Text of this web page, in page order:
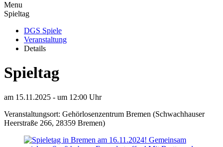
Menu
Spieltag
DGS Spiele
Veranstaltung
Details
Spieltag
am 15.11.2025 - um 12:00 Uhr
Veranstaltungsort: Gehörlosenzentrum Bremen (Schwachhauser
Heerstraße 266, 28359 Bremen)